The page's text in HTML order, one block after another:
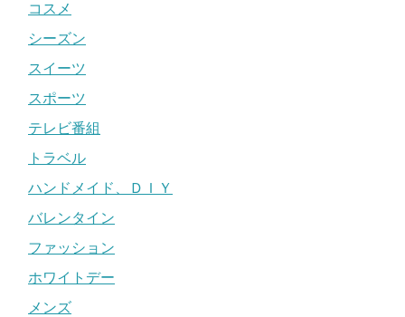
コスメ
シーズン
スイーツ
スポーツ
テレビ番組
トラベル
ハンドメイド、ＤＩＹ
バレンタイン
ファッション
ホワイトデー
メンズ